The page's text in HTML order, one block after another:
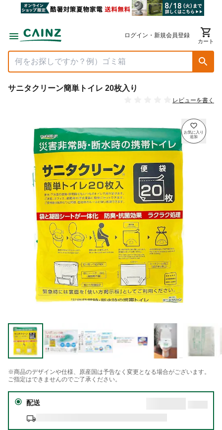
ログイン・新規会員登録
カート
サニタクリーン簡単トイレ 20枚入り
レビューを書く
※商品のデザインや仕様、原産国は予告なく変更となる場合がございます。
ご指定はできませんのでご了承ください。
配送